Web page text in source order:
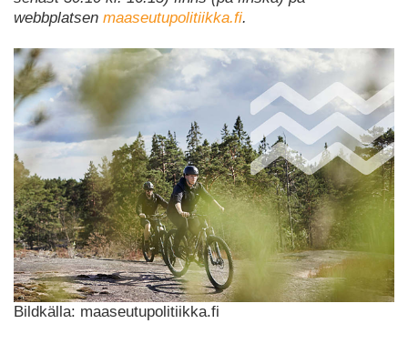
webbplatsen maaseutupolitiikka.fi.
Bildkälla: maaseutupolitiikka.fi